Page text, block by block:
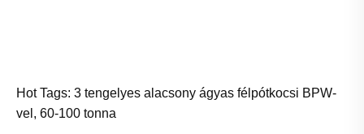
Hot Tags: 3 tengelyes alacsony ágyas félpótkocsi BPW-
vel, 60-100 tonna